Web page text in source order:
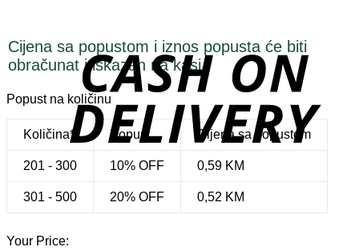
Cijena sa popustom i iznos popusta će biti
obračunat i iskazan na kasi.
Popust na količinu
Količina* Popust Cijena sa popustom
201 - 300 10% OFF 0,59 KM
301 - 500 20% OFF 0,52 KM
Your Price: